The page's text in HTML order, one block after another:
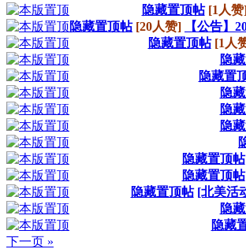
隐藏置顶帖 [1人赞
隐藏置顶帖 [20人赞] 【公告】
隐藏置顶帖 [1人
隐
隐藏置
隐
隐
隐
隐藏置顶帖
隐藏置顶帖
隐藏置顶帖 [北美活
隐
隐藏
下一页 »